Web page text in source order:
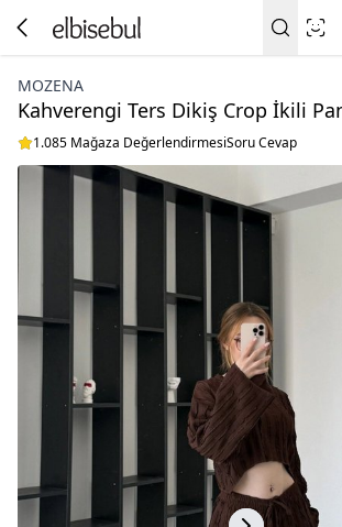
MOZENA
Kahverengi Ters Dikiş Crop İkili
1.085 Mağaza DeğerlendirmesiSoru Cevap